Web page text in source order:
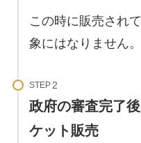
この時に販売され
象にはなりません。
STEP
政府の審査完了
ケット販売